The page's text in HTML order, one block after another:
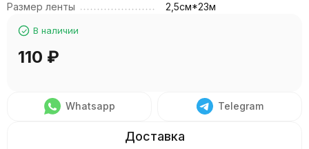
Размер ленты
2,5см*23м
В наличии
110 ₽
Whatsapp Telegram